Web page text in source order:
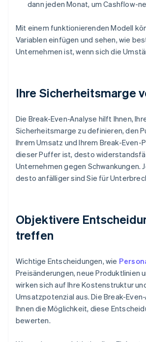
dann jeden Monat, um Cashflow-
Mit einem funktionierenden Modell
Variablen einfügen und sehen, wie
Unternehmen ist, wenn sich die
Ihre Sicherheitsmarge
Die Break-Even-Analyse hilft Ihnen,
Sicherheitsmarge zu definieren, den
Ihrem Umsatz und Ihrem Break-Even-
dieser Puffer ist, desto
Unternehmen gegen Schwankungen.
desto anfälliger sind Sie für
Objektivere
treffen
Wichtige Entscheidungen, wie
Preisänderungen, neue Produktlinien
wirken sich auf Ihre Kostenstruktur
Umsatzpotenzial aus. Die Break-
Ihnen die Möglichkeit, diese
bewerten.